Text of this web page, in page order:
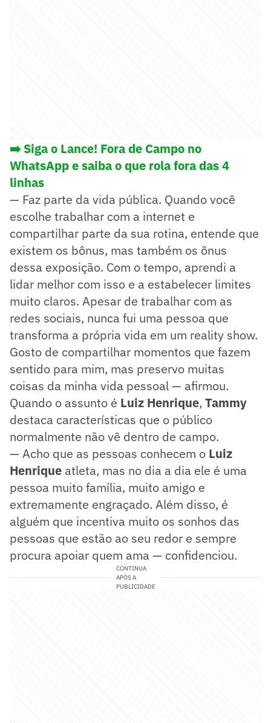
➡️ Siga o Lance! Fora de Campo no
WhatsApp e saiba o que rola fora das 4
linhas
— Faz parte da vida pública. Quando você
escolhe trabalhar com a internet e
compartilhar parte da sua rotina, entende que
existem os bônus, mas também os ônus
dessa exposição. Com o tempo, aprendi a
lidar melhor com isso e a estabelecer limites
muito claros. Apesar de trabalhar com as
redes sociais, nunca fui uma pessoa que
transforma a própria vida em um reality show.
Gosto de compartilhar momentos que fazem
sentido para mim, mas preservo muitas
coisas da minha vida pessoal — afirmou.
Quando o assunto é Luiz Henrique, Tammy
destaca características que o público
normalmente não vê dentro de campo.
— Acho que as pessoas conhecem o Luiz
Henrique atleta, mas no dia a dia ele é uma
pessoa muito família, muito amigo e
extremamente engraçado. Além disso, é
alguém que incentiva muito os sonhos das
pessoas que estão ao seu redor e sempre
procura apoiar quem ama — confidenciou.
CONTINUA
APÓS A
PUBLICIDADE